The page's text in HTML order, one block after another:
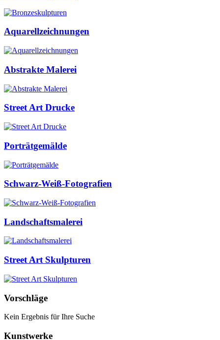
Aquarellzeichnungen
Abstrakte Malerei
Street Art Drucke
Porträtgemälde
Schwarz-Weiß-Fotografien
Landschaftsmalerei
Street Art Skulpturen
Vorschläge
Kein Ergebnis für Ihre Suche
Kunstwerke